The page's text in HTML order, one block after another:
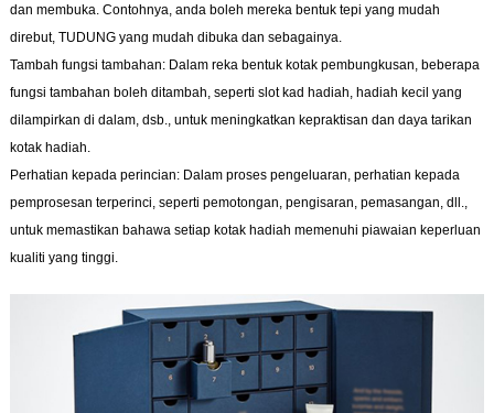
dan membuka. Contohnya, anda boleh mereka bentuk tepi yang mudah
direbut, TUDUNG yang mudah dibuka dan sebagainya.
Tambah fungsi tambahan: Dalam reka bentuk kotak pembungkusan, beberapa
fungsi tambahan boleh ditambah, seperti slot kad hadiah, hadiah kecil yang
dilampirkan di dalam, dsb., untuk meningkatkan kepraktisan dan daya tarikan
kotak hadiah.
Perhatian kepada perincian: Dalam proses pengeluaran, perhatian kepada
pemprosesan terperinci, seperti pemotongan, pengisaran, pemasangan, dll.,
untuk memastikan bahawa setiap kotak hadiah memenuhi piawaian keperluan
kualiti yang tinggi.